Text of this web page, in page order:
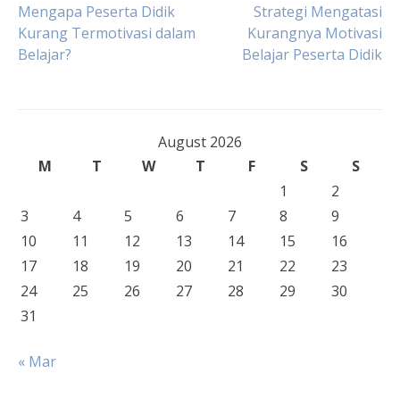
Post
navigation
Mengapa Peserta Didik
Kurang Termotivasi dalam
Belajar?
Strategi Mengatasi
Kurangnya Motivasi
Belajar Peserta Didik
August 2026
M
T W T F S
S
1
2
3
4 5 6 7 8
9
10
11 12 13 14 15
16
17
18 19 20 21 22
23
24
25 26 27 28 29
30
31
« Mar